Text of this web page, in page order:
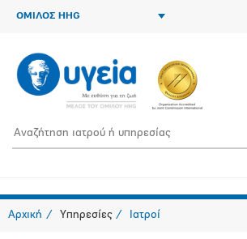
ΟΜΙΛΟΣ HHG
Αρχική Υπηρεσίες Ιατροί